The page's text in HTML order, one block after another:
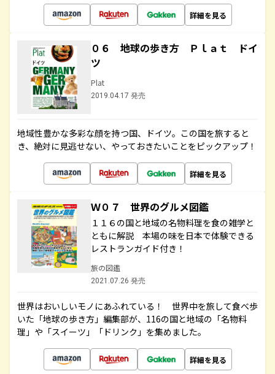
詳細を見る
０６ 地球の歩き方 Ｐｌａｔ ドイ
ツ
Plat
2019.04.17 発売
地域性豊かな多彩な顔を持つ国、ドイツ。この国を旅すると
き、絶対に見逃せない、やっておきたいことをピックアップ！
詳細を見る
Ｗ０７ 世界のグルメ図鑑
１１６の国と地域の名物料理を食の雑学と
ともに解説 本場の味を日本で体験できる
レストランガイド付き！
旅の図鑑
2021.07.26 発売
世界はおいしいモノにあふれている！ 世界中を旅して食べ歩
いた「地球の歩き方」編集部が、116の国と地域の「名物料
理」や「スイーツ」「ドリンク」を集めました。
詳細を見る